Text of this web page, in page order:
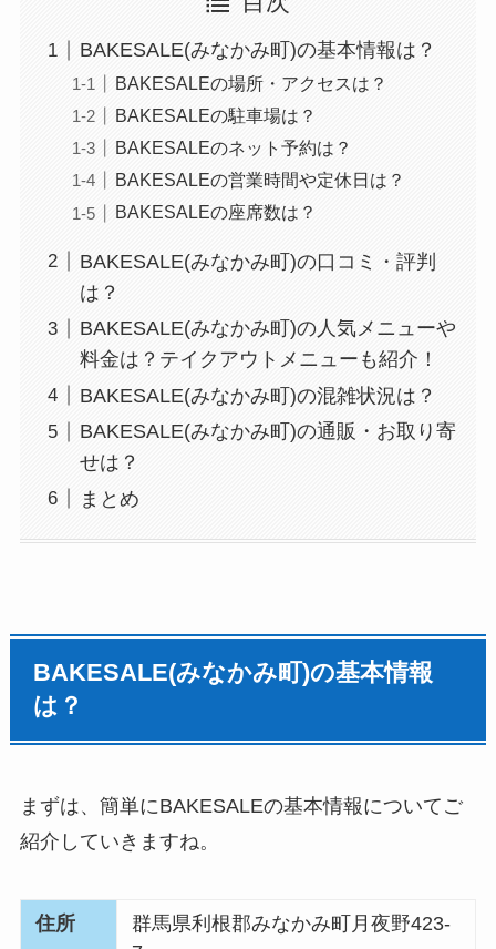
BAKESALE(みなかみ町)の基本情報は？
BAKESALEの場所・アクセスは？
BAKESALEの駐車場は？
BAKESALEのネット予約は？
BAKESALEの営業時間や定休日は？
BAKESALEの座席数は？
BAKESALE(みなかみ町)の口コミ・評判
は？
BAKESALE(みなかみ町)の人気メニューや
料金は？テイクアウトメニューも紹介！
BAKESALE(みなかみ町)の混雑状況は？
BAKESALE(みなかみ町)の通販・お取り寄
せは？
まとめ
BAKESALE(みなかみ町)の基本情報
は？
まずは、簡単にBAKESALEの基本情報についてご
紹介していきますね。
住所
群馬県利根郡みなかみ町月夜野423-